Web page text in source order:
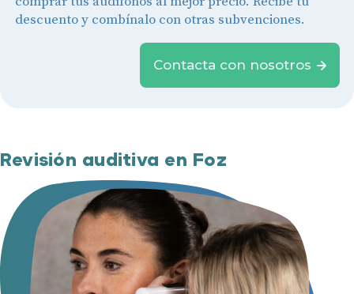
descuento y combínalo con otras subvenciones.
Contacta con nosotros
Revisión auditiva en Foz